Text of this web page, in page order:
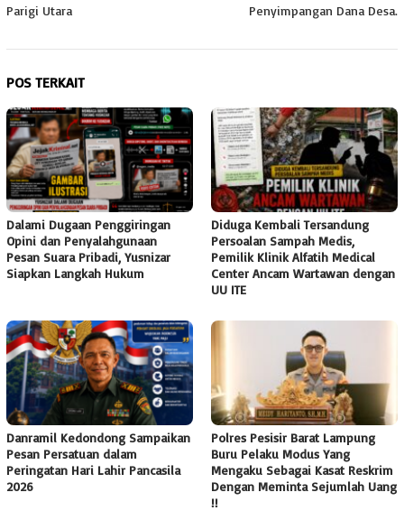
Parigi Utara
Penyimpangan Dana Desa.
POS TERKAIT
Dalami Dugaan Penggiringan
Opini dan Penyalahgunaan
Pesan Suara Pribadi, Yusnizar
Siapkan Langkah Hukum
Diduga Kembali Tersandung
Persoalan Sampah Medis,
Pemilik Klinik Alfatih Medical
Center Ancam Wartawan dengan
UU ITE
Danramil Kedondong Sampaikan
Pesan Persatuan dalam
Peringatan Hari Lahir Pancasila
2026
Polres Pesisir Barat Lampung
Buru Pelaku Modus Yang
Mengaku Sebagai Kasat Reskrim
Dengan Meminta Sejumlah Uang
!!